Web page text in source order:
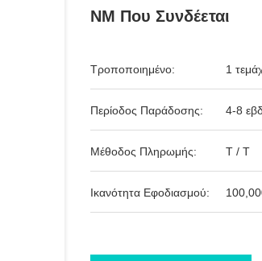
NM Που Συνδέεται
Τροποποιημένο: 1
Περίοδος Παράδοσης: 4-8
Μέθοδος Πληρωμής: T / T
Ικανότητα Εφοδιασμού: